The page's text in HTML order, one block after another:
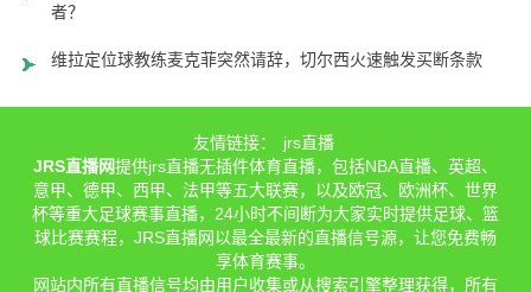
者？
维拉定位球教练麦克菲突然请辞，切尔西火速触发买断条款
友情链接：
jrs直播
JRS直播网提供jrs直播无插件体育直播，包括NBA直播、英超、
意甲、德甲、西甲、法甲等五大联赛，以及欧冠、欧洲杯、世界
杯等重大足球赛事直播，24小时不间断为大家实时提供足球、篮
球比赛赛程，JRS直播网以最全最新的直播信号源，让您免费畅
享体育赛事。
网站内所有直播信号均由用户收集或从搜索引擎整理获得，所有